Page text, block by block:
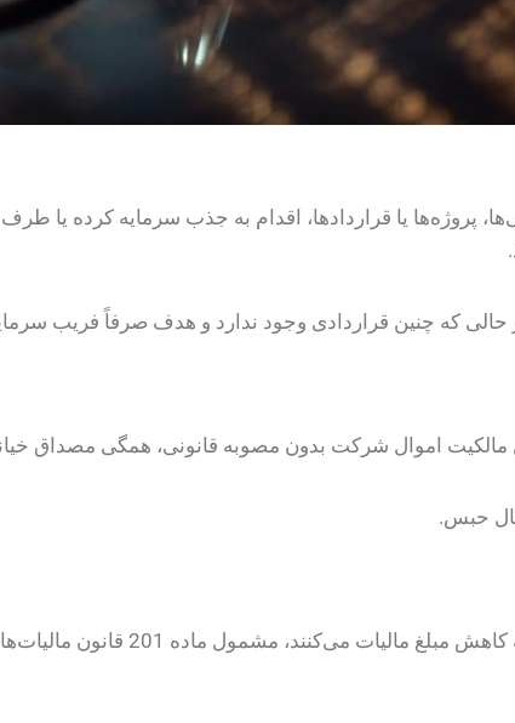
پروژه‌ها یا قراردادها، اقدام به جذب سرمایه کرده یا
حالی که چنین قراردادی وجود ندارد و هدف صرفاً فریب
اموال شرکت بدون مصوبه قانونی، همگی مصداق